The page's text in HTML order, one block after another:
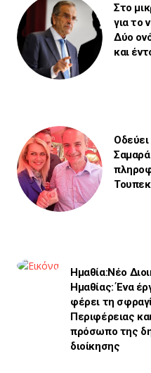
Στο
για το
Δύο
και
Σαμαρά
Ημαθία:Νέο
Ημαθίας: Ένα
φέρει τη
Περιφέρειας
πρόσωπο της
διοίκησης